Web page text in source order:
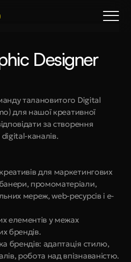
Designer
талановитого Digital
для нашої креативної
за створення
каналів.
для маркетингових
промоматеріали,
мереж, web-ресурсів і e-
елементів у межах
брендів.
брендів: адаптація стилю,
робота над впізнаваністю.